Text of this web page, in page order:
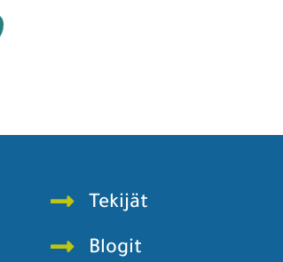
Tekijät
Blogit